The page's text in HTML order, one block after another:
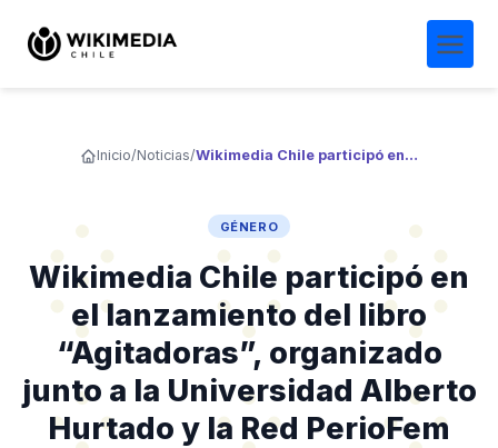
Inicio/Noticias/ Wikimedia Chile participó en el lanzamiento del libro “Agitadoras”, organizado junto a la Universidad Alberto Hurtado y la Red PerioFem
GÉNERO
Wikimedia Chile participó en
el lanzamiento del libro
“Agitadoras”, organizado
junto a la Universidad Alberto
Hurtado y la Red PerioFem